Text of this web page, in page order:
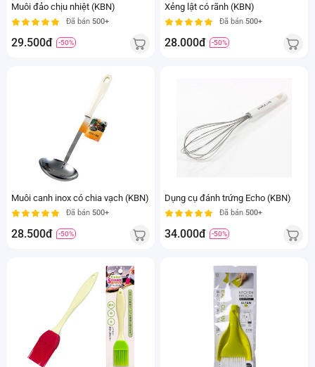
Muôi đảo chịu nhiệt (KBN)
Đã bán 500+
29.500đ -50%
Xẻng lật có rãnh (KBN)
Đã bán 500+
28.000đ -50%
Muôi canh inox có chia vạch (KBN)
Đã bán 500+
28.500đ -50%
Dụng cụ đánh trứng Echo (KBN)
Đã bán 500+
34.000đ -50%